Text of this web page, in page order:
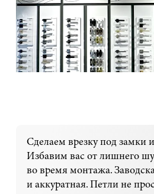
Сделаем врезку под замки
Избавим вас от лишнего
во время монтажа.
и аккуратная. Петли не